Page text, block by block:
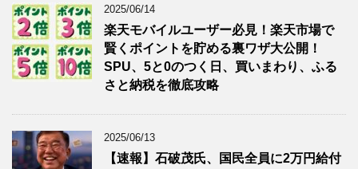
2025/06/14
楽天モバイルユーザー必見！楽天市場で
賢くポイントを貯める裏ワザ大公開！
SPU、5と0のつく日、買いまわり、ふる
さと納税を徹底攻略
2025/06/13
【速報】石破茂氏、国民全員に2万円給付